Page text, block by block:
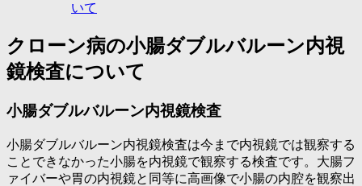
いて
クローン病の小腸ダブルバルーン内視
鏡検査について
小腸ダブルバルーン内視鏡検査
小腸ダブルバルーン内視鏡検査は今まで内視鏡では観察する
ことできなかった小腸を内視鏡で観察する検査です。大腸フ
ァイバーや胃の内視鏡と同等に高画像で小腸の内腔を観察出